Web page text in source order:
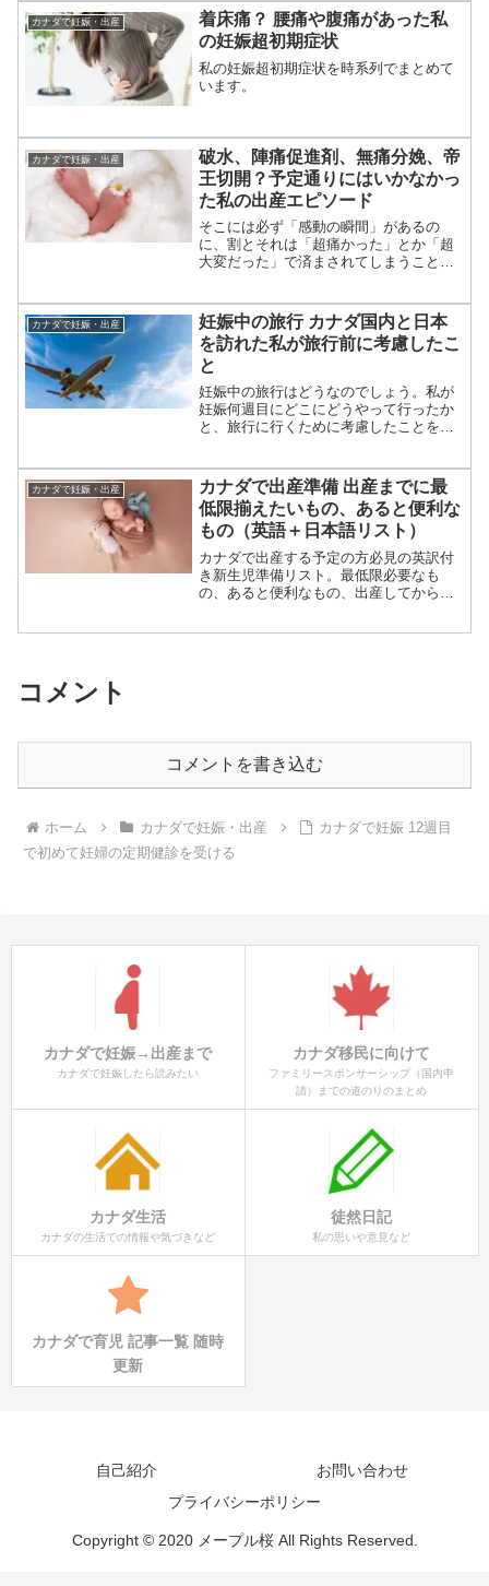
カナダで妊娠・出産
着床痛？ 腰痛や腹痛があった私
の妊娠超初期症状
私の妊娠超初期症状を時系列でまとめて
います。
カナダで妊娠・出産
破水、陣痛促進剤、無痛分娩、帝
王切開？予定通りにはいかなかっ
た私の出産エピソード
そこには必ず「感動の瞬間」があるの
に、割とそれは「超痛かった」とか「超
大変だった」で済まされてしまうことが
間」までの話をまとめました。
カナダで妊娠・出産
妊娠中の旅行 カナダ国内と日本
を訪れた私が旅行前に考慮したこ
と
妊娠中の旅行はどうなのでしょう。私が
妊娠何週目にどこにどうやって行ったか
と、旅行に行くために考慮したことをま
カナダで妊娠・出産
カナダで出産準備 出産までに最
低限揃えたいもの、あると便利な
もの（英語＋日本語リスト）
カナダで出産する予定の方必見の英訳付
き新生児準備リスト。最低限必要なも
の、あると便利なもの、出産してから購
コメント
コメントを書き込む
ホーム カナダで妊娠・出産
カナダで妊娠 12週目
で初めて妊婦の定期健診を受ける
カナダで妊娠→出産まで
カナダで妊娠したら読みたい
カナダ移民に向けて
ファミリースポンサーシップ（国内申
請）までの道のりのまとめ
カナダ生活
カナダの生活での情報や気づきなど
徒然日記
私の思いや意見など
カナダで育児 記事一覧 随時
更新
自己紹介
お問い合わせ
プライバシーポリシー
Copyright © 2020 メープル桜 All Rights Reserved.